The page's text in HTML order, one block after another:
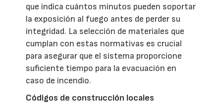
que indica cuántos minutos pueden soportar
la exposición al fuego antes de perder su
integridad. La selección de materiales que
cumplan con estas normativas es crucial
para asegurar que el sistema proporcione
suficiente tiempo para la evacuación en
caso de incendio.
Códigos de construcción locales